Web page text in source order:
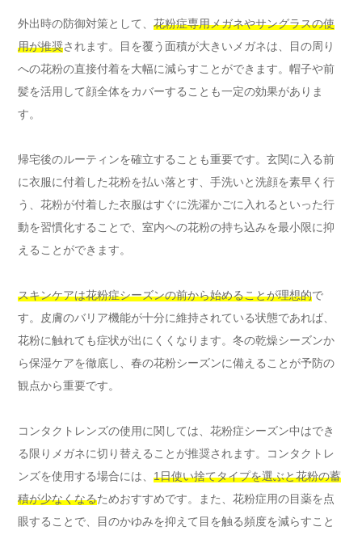
外出時の防御対策として、 花粉症専用メガネやサングラスの使
用が推奨されます。目を覆う面積が大きいメガネは、目の周り
への花粉の直接付着を大幅に減らすことができます。帽子や前
髪を活用して顔全体をカバーすることも一定の効果がありま
す。
帰宅後のルーティンを確立することも重要です。玄関に入る前
に衣服に付着した花粉を払い落とす、手洗いと洗顔を素早く行
う、花粉が付着した衣服はすぐに洗濯かごに入れるといった行
動を習慣化することで、室内への花粉の持ち込みを最小限に抑
えることができます。
スキンケアは花粉症シーズンの前から始めることが理想的で
す。皮膚のバリア機能が十分に維持されている状態であれば、
花粉に触れても症状が出にくくなります。冬の乾燥シーズンか
ら保湿ケアを徹底し、春の花粉シーズンに備えることが予防の
観点から重要です。
コンタクトレンズの使用に関しては、花粉症シーズン中はでき
る限りメガネに切り替えることが推奨されます。コンタクトレ
ンズを使用する場合には、 1日使い捨てタイプを選ぶと花粉の蓄
積が少なくなるためおすすめです。また、花粉症用の目薬を点
眼することで、目のかゆみを抑えて目を触る頻度を減らすこと